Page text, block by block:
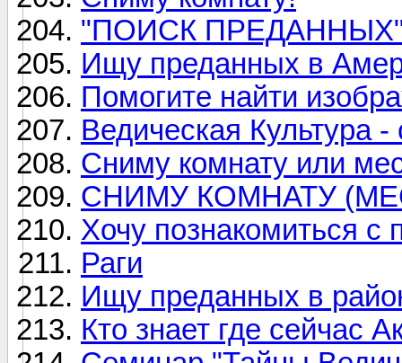
"ПОИСК
Ищу преданных в
Помогите найти
Ведическая Культура
Сниму комнату или
СНИМУ КОМНАТУ
Хочу познакомиться
Раги
Ищу преданных в
Кто знает где сейчас